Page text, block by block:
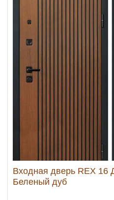
Входная дверь REX
Беленый дуб